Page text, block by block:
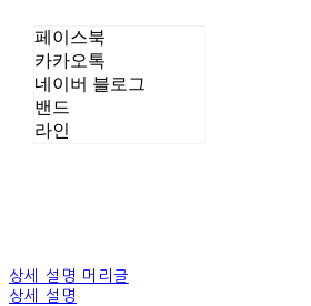
페이스북
카카오톡
네이버 블로그
밴드
라인
상세 설명 머리글
상세 설명